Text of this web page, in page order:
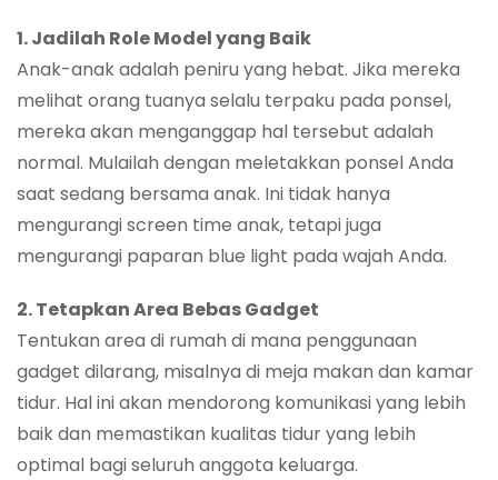
1. Jadilah Role Model yang Baik
Anak-anak adalah peniru yang hebat. Jika mereka
melihat orang tuanya selalu terpaku pada ponsel,
mereka akan menganggap hal tersebut adalah
normal. Mulailah dengan meletakkan ponsel Anda
saat sedang bersama anak. Ini tidak hanya
mengurangi screen time anak, tetapi juga
mengurangi paparan blue light pada wajah Anda.
2. Tetapkan Area Bebas Gadget
Tentukan area di rumah di mana penggunaan
gadget dilarang, misalnya di meja makan dan kamar
tidur. Hal ini akan mendorong komunikasi yang lebih
baik dan memastikan kualitas tidur yang lebih
optimal bagi seluruh anggota keluarga.